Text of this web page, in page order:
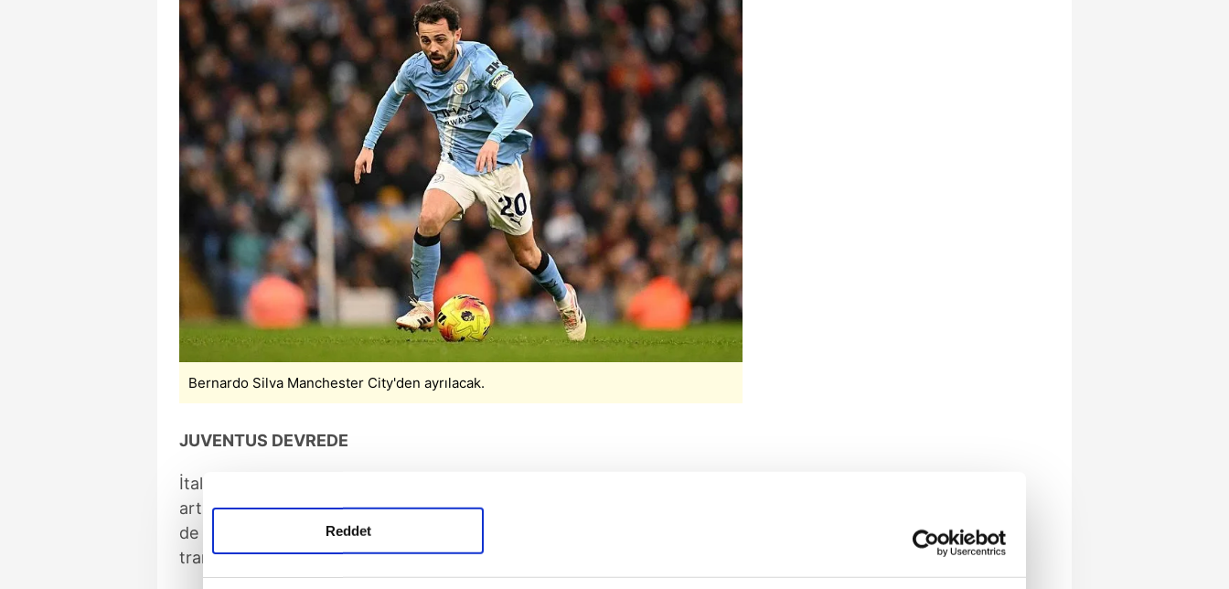
Reddet
Bernardo Silva Manchester City'den ayrılacak.
JUVENTUS DEVREDE
İtalyan temsilcisi, sözleşme durumunu fırsata çevirmek için girişimlerini
artırdı. Barcelona, Benfica ile birlikte Suudi Arabistan ve MLS ekiplerinin
de ilgilendiği Bernardo Silva için Juventus'un özellikle bonservissiz
transfer ihtimali üzerinde durduğu öğrenildi.